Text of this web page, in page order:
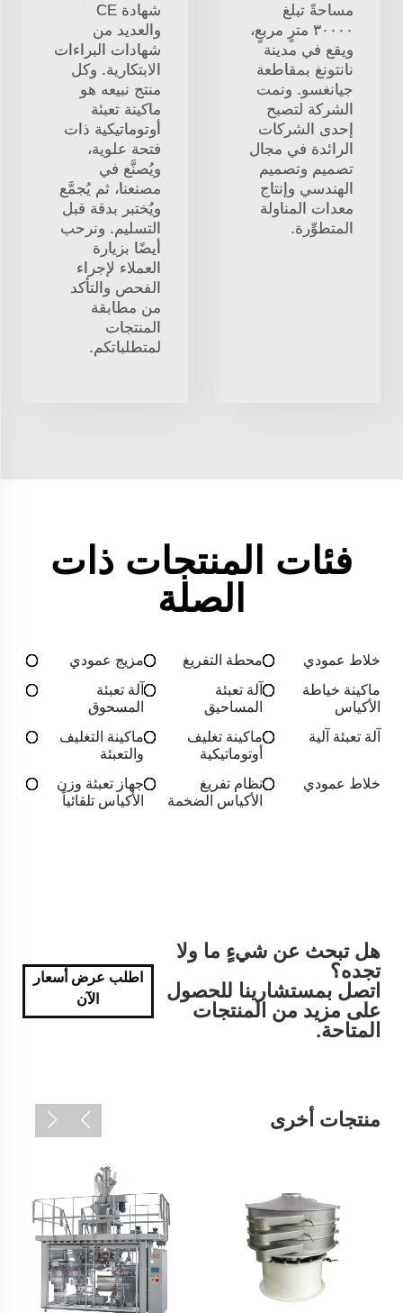
مساحةً تبلغ
٣٠٠٠٠ مترٍ مربعٍ،
ويقع في مدينة
نانتونغ بمقاطعة
جيانغسو. ونمت
الشركة لتصبح
إحدى الشركات
الرائدة في مجال
تصميم وتصميم
الهندسي وإنتاج
معدات المناولة
المتطوِّرة.
شهادة CE
والعديد من
شهادات البراءات
الابتكارية. وكل
منتج نبيعه هو
ماكينة تعبئة
أوتوماتيكية ذات
فتحة علوية،
ويُصنَّع في
مصنعنا، ثم يُجمَّع
ويُختبر بدقة قبل
التسليم. ونرحب
أيضًا بزيارة
العملاء لإجراء
الفحص والتأكد
من مطابقة
المنتجات
لمتطلباتكم.
فئات المنتجات ذات
الصلة
خلاط عمودي محطة التفريغ
مزيج عمودي
ماكينة خياطة
الأكياس
آلة تعبئة
المساحيق
آلة تعبئة
المسحوق
آلة تعبئة آلية
ماكينة تغليف
أوتوماتيكية
ماكينة التغليف
والتعبئة
خلاط عمودي
نظام تفريغ
الأكياس الضخمة
جهاز تعبئة وزن
الأكياس تلقائياً
هل تبحث عن شيءٍ ما ولا
تجده؟
اتصل بمستشارينا للحصول
على مزيد من المنتجات
المتاحة.
اطلب عرض أسعار
الآن
منتجات أخرى